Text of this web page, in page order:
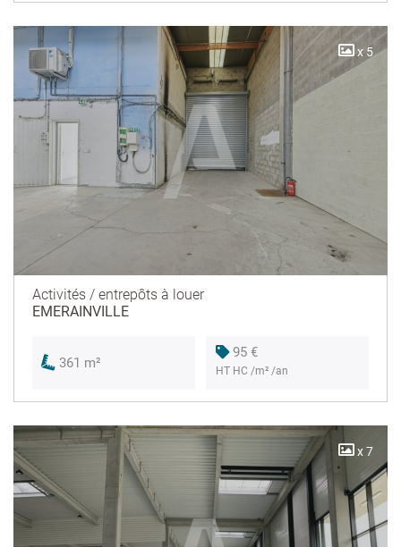
x 5
Activités / entrepôts à louer
EMERAINVILLE
361 m²
95 €
HT HC /m² /an
x 7